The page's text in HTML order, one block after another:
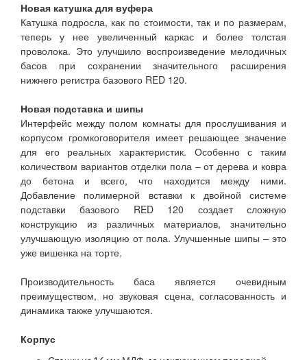
Новая катушка для вуфера
Катушка подросла, как по стоимости, так и по размерам,
теперь у нее увеличенный каркас и более толстая
проволока. Это улучшило воспроизведение мелодичных
басов при сохранении значительного расширения
нижнего регистра базового RED 120.
Новая подставка и шипы
Интерфейс между полом комнаты для прослушивания и
корпусом громкоговорителя имеет решающее значение
для его реальных характеристик. Особенно с таким
количеством вариантов отделки пола – от дерева и ковра
до бетона и всего, что находится между ними.
Добавление полимерной вставки к двойной системе
подставки базового RED 120 создает сложную
конструкцию из различных материалов, значительно
улучшающую изоляцию от пола. Улучшенные шипы – это
уже вишенка на торте.
Производительность баса является очевидным
преимуществом, но звуковая сцена, согласованность и
динамика также улучшаются.
Корпус